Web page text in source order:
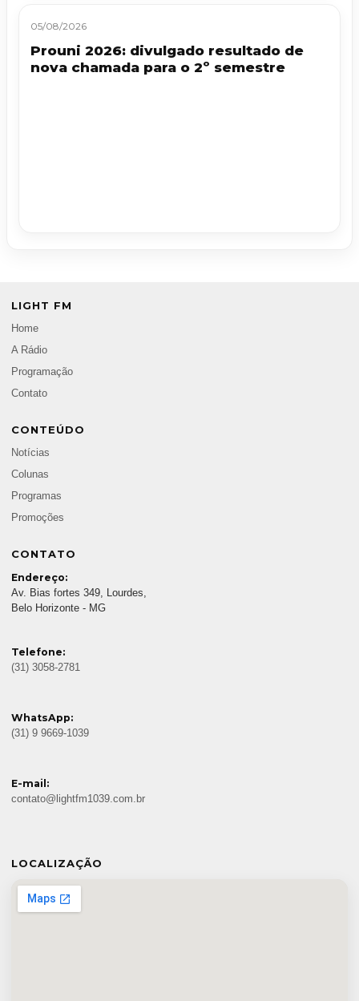
05/08/2026
Prouni 2026: divulgado resultado de
nova chamada para o 2º semestre
LIGHT FM
Home
A Rádio
Programação
Contato
CONTEÚDO
Notícias
Colunas
Programas
Promoções
CONTATO
Endereço:
Av. Bias fortes 349, Lourdes,
Belo Horizonte - MG
Telefone:
(31) 3058-2781
WhatsApp:
(31) 9 9669-1039
E-mail:
contato@lightfm1039.com.br
LOCALIZAÇÃO